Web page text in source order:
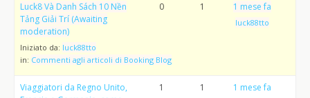
Luck8 Và Danh Sách 10 Nền
Tảng Giải Trí (Awaiting
moderation)
Iniziato da: luck88tto
in: Commenti agli articoli di Booking Blog
0 1 1 mese fa
luck88tto
Viaggiatori da Regno Unito,
1 1 1 mese fa